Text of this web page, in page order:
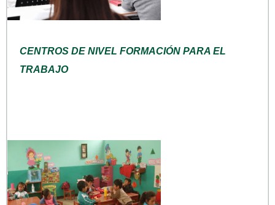
CENTROS DE NIVEL FORMACIÓN PARA EL
TRABAJO